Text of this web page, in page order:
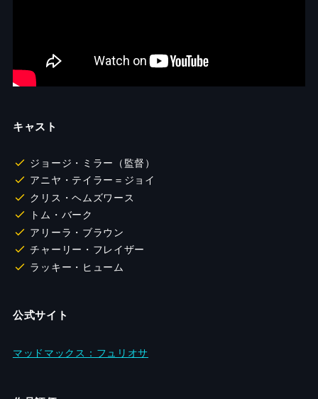
キャスト
ジョージ・ミラー（監督）
アニヤ・テイラー＝ジョイ
クリス・ヘムズワース
トム・バーク
アリーラ・ブラウン
チャーリー・フレイザー
ラッキー・ヒューム
公式サイト
マッドマックス：フュリオサ